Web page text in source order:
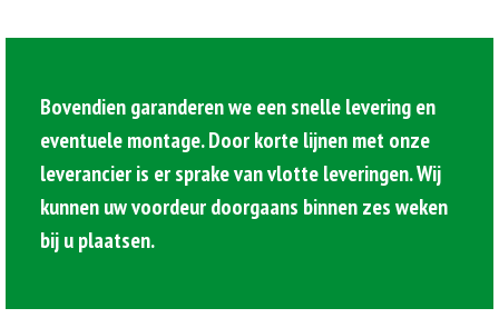
Bovendien garanderen we een snelle levering en
eventuele montage. Door korte lijnen met onze
leverancier is er sprake van vlotte leveringen. Wij
kunnen uw voordeur doorgaans binnen zes weken
bij u plaatsen.